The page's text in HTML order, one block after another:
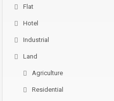
Flat
Hotel
Industrial
Land
Agriculture
Residential